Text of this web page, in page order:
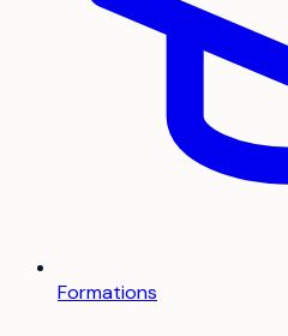
Formations